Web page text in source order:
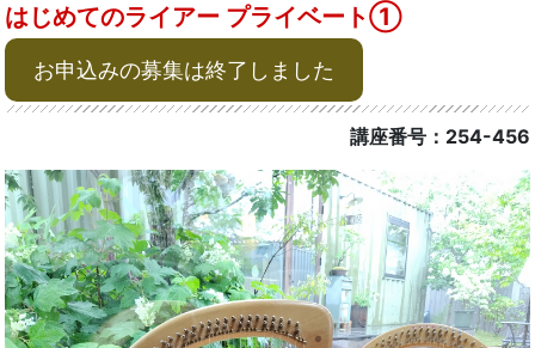
はじめてのライアー プライベート①
お申込みの募集は終了しました
講座番号：254-456